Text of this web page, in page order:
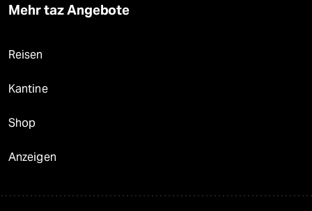
Mehr taz Angebote
Reisen
Kantine
Shop
Anzeigen